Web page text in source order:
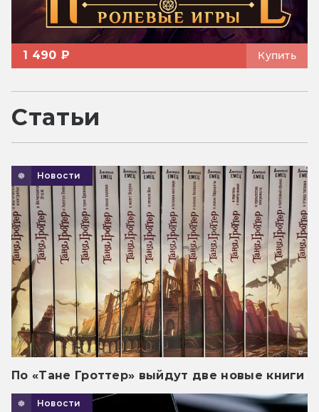
1 490 ₽ Купить
Статьи
Новости
По «Тане Гроттер» выйдут две новые книги
Новости